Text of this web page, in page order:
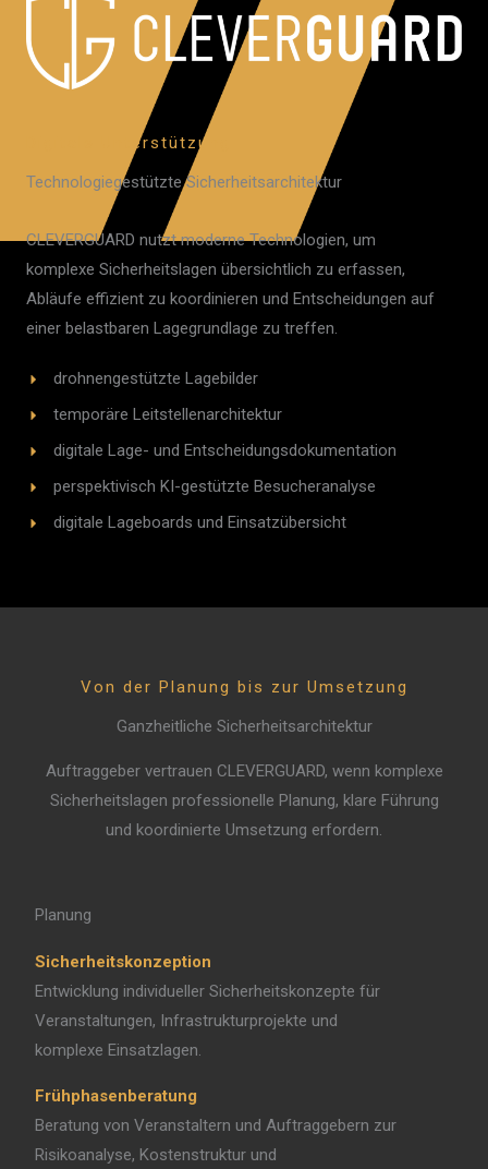
Digitale Unterstützung
Technologiegestützte Sicherheitsarchitektur
CLEVERGUARD nutzt moderne Technologien, um
komplexe Sicherheitslagen übersichtlich zu erfassen,
Abläufe effizient zu koordinieren und Entscheidungen auf
einer belastbaren Lagegrundlage zu treffen.
drohnengestützte Lagebilder
temporäre Leitstellenarchitektur
digitale Lage- und Entscheidungsdokumentation
perspektivisch KI-gestützte Besucheranalyse
digitale Lageboards und Einsatzübersicht
Von der Planung bis zur Umsetzung
Ganzheitliche Sicherheitsarchitektur
Auftraggeber vertrauen CLEVERGUARD, wenn komplexe
Sicherheitslagen professionelle Planung, klare Führung
und koordinierte Umsetzung erfordern.
Planung
Sicherheitskonzeption
Entwicklung individueller Sicherheitskonzepte für
Veranstaltungen, Infrastrukturprojekte und
komplexe Einsatzlagen.
Frühphasenberatung
Beratung von Veranstaltern und Auftraggebern zur
Risikoanalyse, Kostenstruktur und